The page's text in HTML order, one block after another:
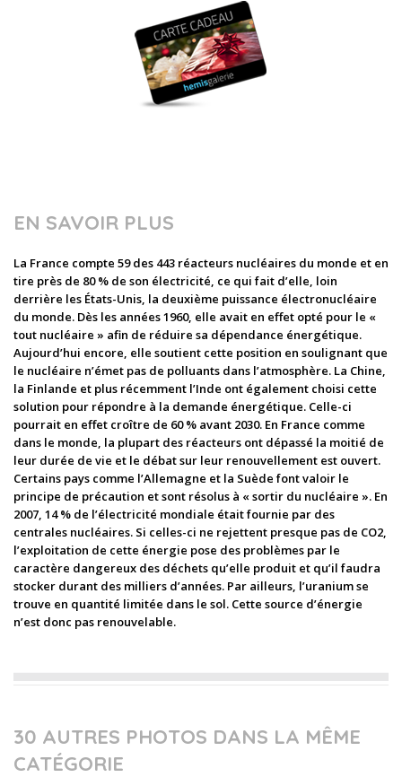
EN SAVOIR PLUS
La France compte 59 des 443 réacteurs nucléaires du monde et en
tire près de 80 % de son électricité, ce qui fait d’elle, loin
derrière les États-Unis, la deuxième puissance électronucléaire
du monde. Dès les années 1960, elle avait en effet opté pour le «
tout nucléaire » afin de réduire sa dépendance énergétique.
Aujourd’hui encore, elle soutient cette position en soulignant que
le nucléaire n’émet pas de polluants dans l’atmosphère. La Chine,
la Finlande et plus récemment l’Inde ont également choisi cette
solution pour répondre à la demande énergétique. Celle-ci
pourrait en effet croître de 60 % avant 2030. En France comme
dans le monde, la plupart des réacteurs ont dépassé la moitié de
leur durée de vie et le débat sur leur renouvellement est ouvert.
Certains pays comme l’Allemagne et la Suède font valoir le
principe de précaution et sont résolus à « sortir du nucléaire ». En
2007, 14 % de l’électricité mondiale était fournie par des
centrales nucléaires. Si celles-ci ne rejettent presque pas de CO2,
l’exploitation de cette énergie pose des problèmes par le
caractère dangereux des déchets qu’elle produit et qu’il faudra
stocker durant des milliers d’années. Par ailleurs, l’uranium se
trouve en quantité limitée dans le sol. Cette source d’énergie
n’est donc pas renouvelable.
30 AUTRES PHOTOS DANS LA MÊME
CATÉGORIE